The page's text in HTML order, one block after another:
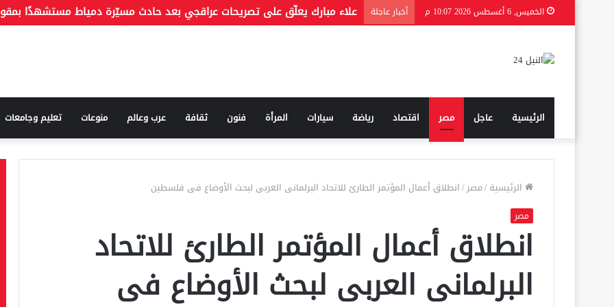
الخميس, 6 أغسطس 2026 10:07 م أخبار عاجلة هروب سبتة أم هروب غيرها
الرئيسية عاجل مصر اقتصاد رياضة سيارات المرأة فنون ثقافة عرب وعالم منوعات تعليم وجامعات
الرئيسية/مصر/انطلاق أعمال المؤتمر الطارئ للاتحاد البرلمانى العربى لبحث الأوضاع فى فلسطين
مصر
انطلاق أعمال المؤتمر الطارئ للاتحاد
البرلمانى العربى لبحث الأوضاع فى